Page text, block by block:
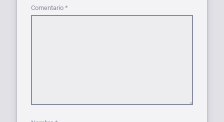
Comentario *